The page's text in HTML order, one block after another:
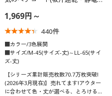
1,969円～
440件
■カラー/3色展開
■サイズ/M-45(サイズ-丈)～LL-65(サイ
ズ-丈)
【シリーズ累計販売枚数70.7万枚突破!
(2026年3月現在)】売れてます!アウター
に合わせて色・丈が選べる、とろける肌